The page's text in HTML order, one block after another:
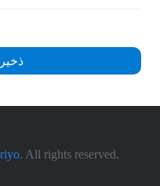
.Copyright © 2007-2025
. All rights reserved